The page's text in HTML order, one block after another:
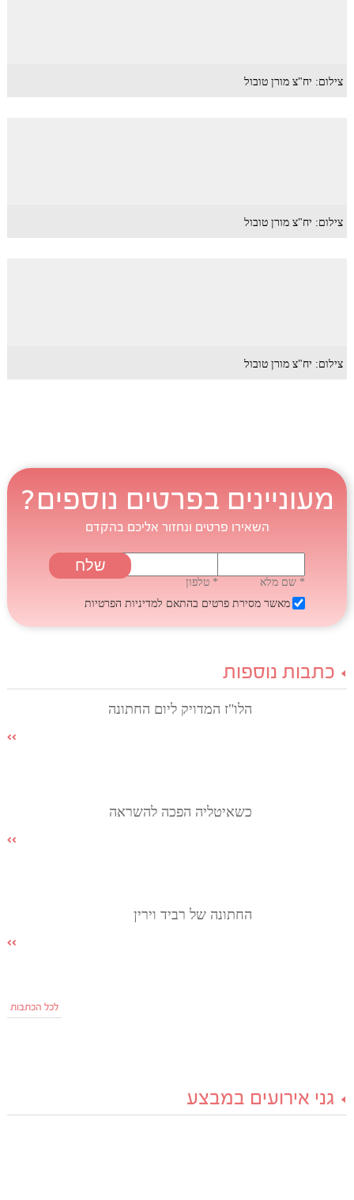
צילום: יח"צ מורן טובול
צילום: יח"צ מורן טובול
צילום: יח"צ מורן טובול
מעוניינים בפרטים נוספים?
השאירו פרטים ונחזור אליכם בהקדם
* שם מלא
* טלפון
מאשר מסירת פרטים בהתאם למדיניות הפרטיות
כתבות נוספות
הלו"ז המדויק ליום החתונה
כשאיטליה הפכה להשראה
החתונה של רביד וירין
לכל הכתבות
גני אירועים במבצע